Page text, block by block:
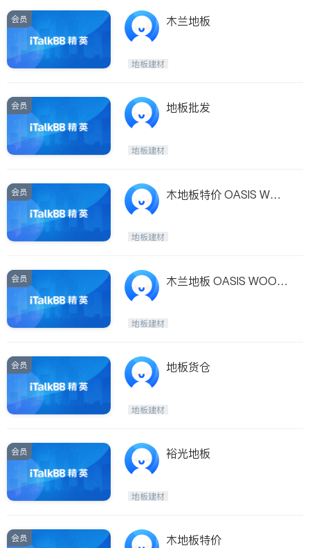
会员 木兰地板
地板建材
会员 地板批发
地板建材
会员
木地板特价 OASIS WOO
地板建材
会员
木兰地板 OASIS WOOD
地板建材
会员 地板货仓
地板建材
会员 裕光地板
地板建材
会员 木地板特价